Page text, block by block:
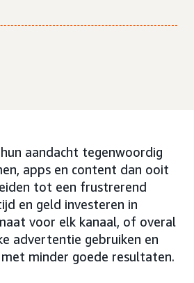
aandacht tegenwoordig
apps en content dan ooit
tot een frustrerend
en geld investeren in
voor elk kanaal, of overal
advertentie gebruiken en
minder goede resultaten.